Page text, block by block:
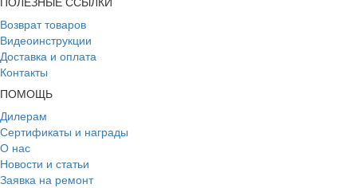
Возврат товаров
Видеоинструкции
Доставка и оплата
Контакты
ПОМОЩЬ
Дилерам
Сертификаты и награды
О нас
Новости и статьи
Заявка на ремонт